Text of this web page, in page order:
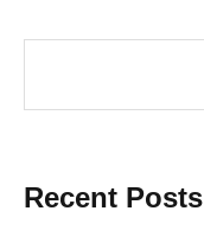
Recent Posts